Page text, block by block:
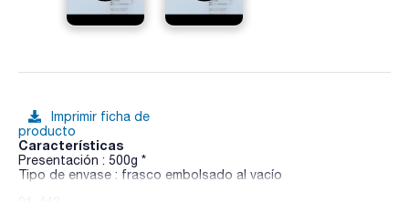
Imprimir ficha de
producto
Características
Presentación : 500g *
Tipo de envase : frasco embolsado al vacío